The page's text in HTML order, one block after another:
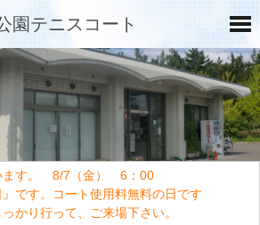
園テニスコート
ます。 8/7（金） 6：00
です。コート使用料無料の日です
かり行って、ご来場下さい。